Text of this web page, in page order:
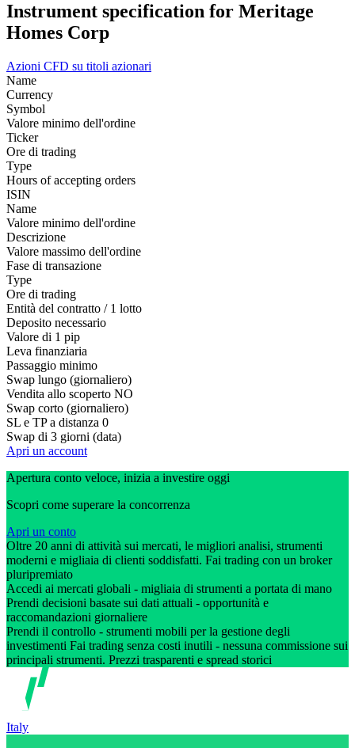
Instrument specification for Meritage
Homes Corp
Azioni CFD su titoli azionari
Name
Currency
Symbol
Valore minimo dell'ordine
Ticker
Ore di trading
Type
Hours of accepting orders
ISIN
Name
Valore minimo dell'ordine
Descrizione
Valore massimo dell'ordine
Fase di transazione
Type
Ore di trading
Entità del contratto / 1 lotto
Deposito necessario
Valore di 1 pip
Leva finanziaria
Passaggio minimo
Swap lungo (giornaliero)
Vendita allo scoperto NO
Swap corto (giornaliero)
SL e TP a distanza 0
Swap di 3 giorni (data)
Apri un account
Apertura conto veloce, inizia a investire oggi
Scopri come superare la concorrenza
Apri un conto
Oltre 20 anni di attività sui mercati, le migliori analisi, strumenti
moderni e migliaia di clienti soddisfatti. Fai trading con un broker
pluripremiato
Accedi ai mercati globali - migliaia di strumenti a portata di mano
Prendi decisioni basate sui dati attuali - opportunità e
raccomandazioni giornaliere
Prendi il controllo - strumenti mobili per la gestione degli
investimenti Fai trading senza costi inutili - nessuna commissione sui
principali strumenti. Prezzi trasparenti e spread storici
Italy